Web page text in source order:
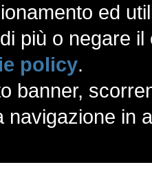
ed
più o negare
policy.
banner,
navigazione in